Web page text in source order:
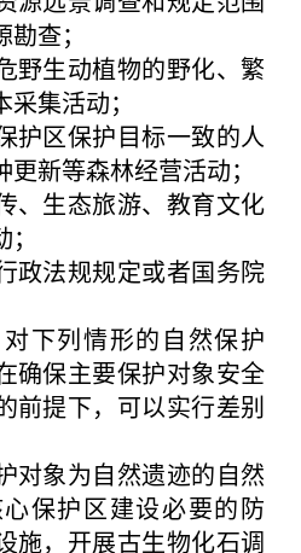
查；
生动植物的野化、繁
集活动；
区保护目标一致的人
新等森林经营活动；
生态旅游、教育文化
法规规定或者国务院
下列情形的自然保护
确保主要保护对象安全
前提下，可以实行差别
象为自然遗迹的自然
保护区建设必要的防
施，开展古生物化石调